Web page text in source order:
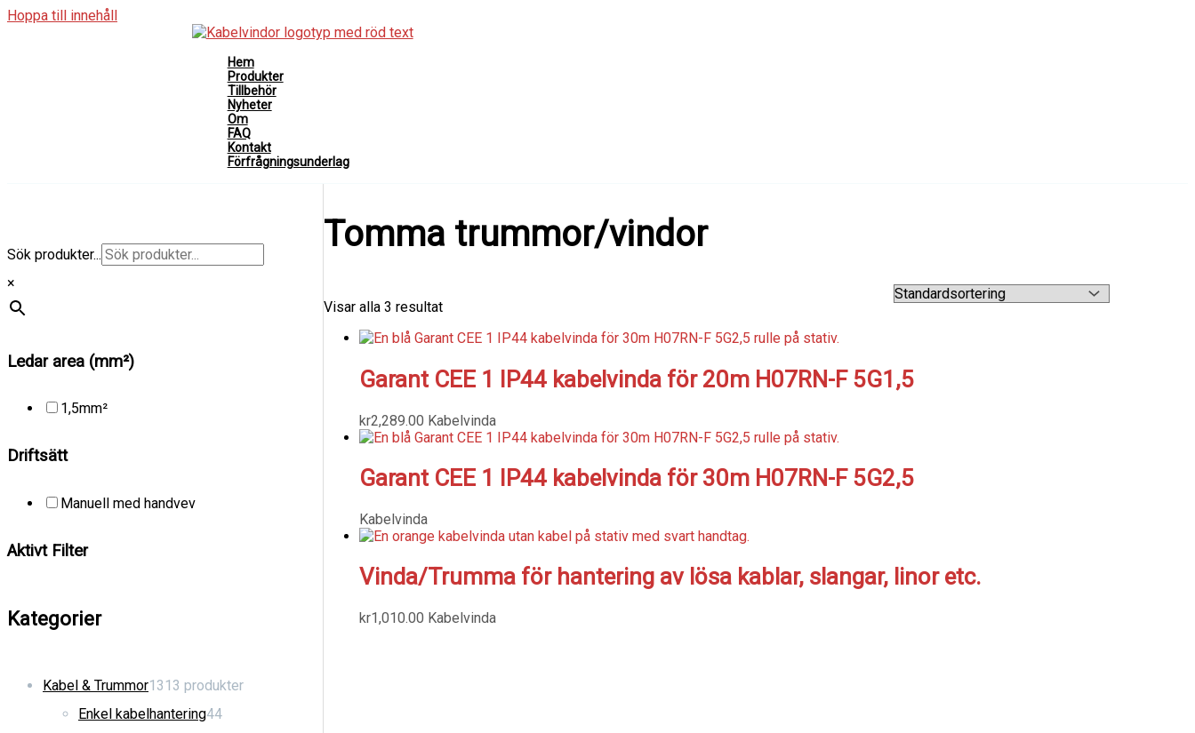
Hoppa till innehåll
Hem
Produkter
Tillbehör
Nyheter
Om
FAQ
Kontakt
Förfrågningsunderlag
Sök produkter...
×
Ledar area (mm²)
1,5mm²
Driftsätt
Manuell med handvev
Aktivt Filter
Kategorier
Kabel & Trummor1313 produkter
Enkel kabelhantering44
Tomma trummor/vindor
Visar alla 3 resultat
Garant CEE 1 IP44 kabelvinda för 20m H07RN-F 5G1,5
kr2,289.00 Kabelvinda
Garant CEE 1 IP44 kabelvinda för 30m H07RN-F 5G2,5
Kabelvinda
Vinda/Trumma för hantering av lösa kablar, slangar, linor etc.
kr1,010.00 Kabelvinda